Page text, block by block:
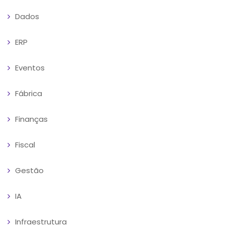
Dados
ERP
Eventos
Fábrica
Finanças
Fiscal
Gestão
IA
Infraestrutura